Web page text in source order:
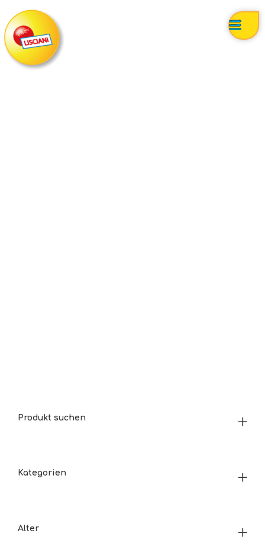
Produkt suchen
Kategorien
Alter